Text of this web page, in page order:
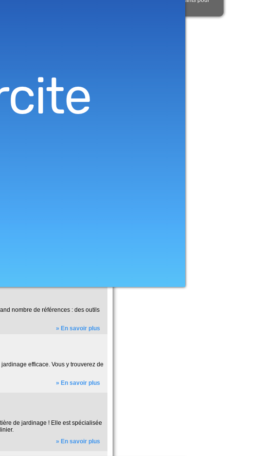
nombre de références : des outils
» En savoir plus
efficace. Vous y trouverez de
» En savoir plus
de jardinage ! Elle est spécialisée
» En savoir plus